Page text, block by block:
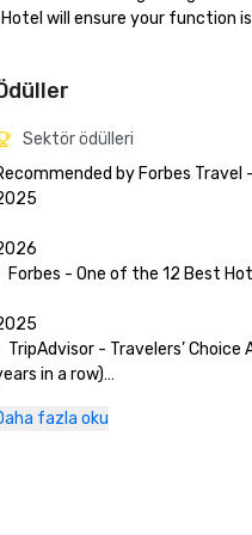
will ensure your function
Sektör ödülleri
by Forbes Travel
Forbes - One of the 12 Best
TripAdvisor - Travelers’ Choice
in a row)
The Garden Court have been
fazla oku